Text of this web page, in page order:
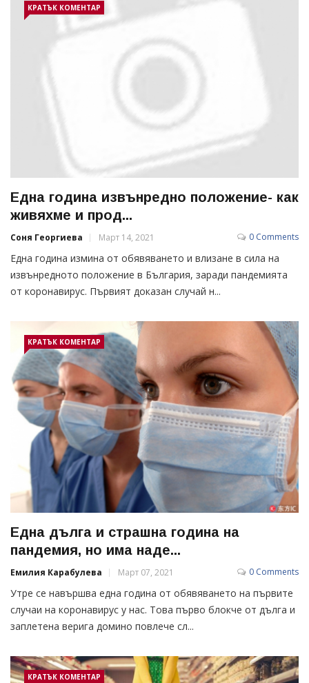
КРАТЪК КОМЕНТАР
Една година извънредно положение- как
живяхме и прод...
Соня Георгиева Март 14, 2021 0 Comments
Една година измина от обявяването и влизане в сила на
извънредното положение в България, заради пандемията
от коронавирус. Първият доказан случай н...
КРАТЪК КОМЕНТАР
Една дълга и страшна година на
пандемия, но има наде...
Емилия Карабулева Март 07, 2021 0 Comments
Утре се навършва една година от обявяването на първите
случаи на коронавирус у нас. Това първо блокче от дълга и
заплетена верига домино повлече сл...
КРАТЪК КОМЕНТАР